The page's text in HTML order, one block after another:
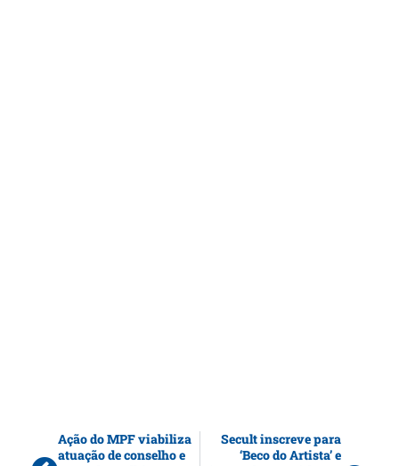
Ação do MPF viabiliza
atuação de conselho e
Secult inscreve para
‘Beco do Artista’ e